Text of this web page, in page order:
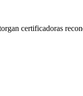
certificadoras